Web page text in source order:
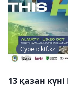
Сурет: ktf.kz
13 қазан